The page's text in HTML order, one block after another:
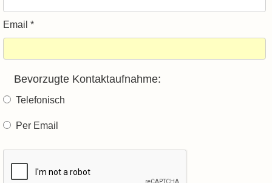
Email *
Bevorzugte Kontaktaufnahme:
Telefonisch
Per Email